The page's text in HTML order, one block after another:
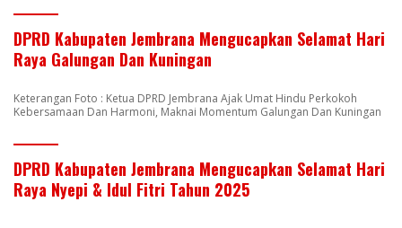
DPRD Kabupaten Jembrana Mengucapkan Selamat Hari
Raya Galungan Dan Kuningan
Keterangan Foto : Ketua DPRD Jembrana Ajak Umat Hindu Perkokoh
Kebersamaan Dan Harmoni, Maknai Momentum Galungan Dan Kuningan
DPRD Kabupaten Jembrana Mengucapkan Selamat Hari
Raya Nyepi & Idul Fitri Tahun 2025